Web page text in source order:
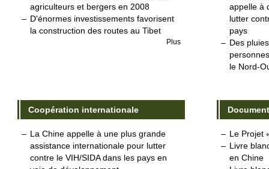
agriculteurs et bergers en 2008
– D'énormes investissements favorisent
la construction des routes au Tibet
Plus
appelle à
lutter
pays
– Des
le Nord-
Coopération internationale
– La Chine appelle à une plus grande
assistance internationale pour lutter
contre le VIH/SIDA dans les pays en
– Le Projet
– Livre
en Chine